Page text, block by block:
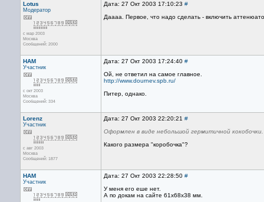
Lotus
Модератор
с мар 2003
Москва
Сообщений: 2000
Дата: 27 Окт 2003 17:10:23 #
Даааа. Первое, что надо сделать - включить
HAM
Участник
с окт 2003
Москва
Сообщений: 334
Дата: 27 Окт 2003 17:24:40 #
Ой, не ответил на самое главное.
http://www.dournev.spb.ru/
Питер, однако.
Lorenz
Участник
с авг 2003
Москва
Сообщений: 1877
Дата: 27 Окт 2003 22:20:21 #
Оформлен в виде небольшой гермитичной кокобочки.
Какого размера "коробочка"?
HAM
Участник
Дата: 27 Окт 2003 22:28:50 #
У меня его еше нет.
А по докам на сайте 61х68х38 мм.